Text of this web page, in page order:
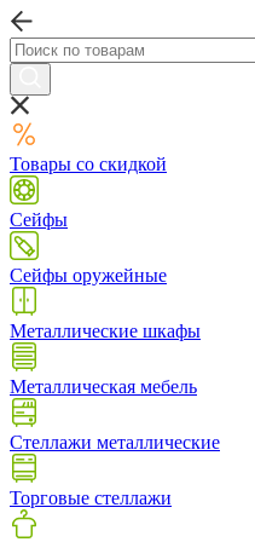
Товары со скидкой
Сейфы
Сейфы оружейные
Металлические шкафы
Металлическая мебель
Стеллажи металлические
Торговые стеллажи